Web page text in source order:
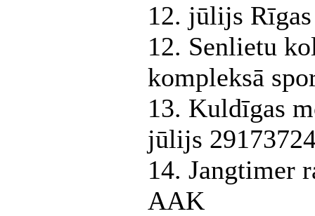
12. jūlijs
12. Senlietu
kompleksā
13. Kuldīgas
jūlijs
14. Jangtimer
AAK